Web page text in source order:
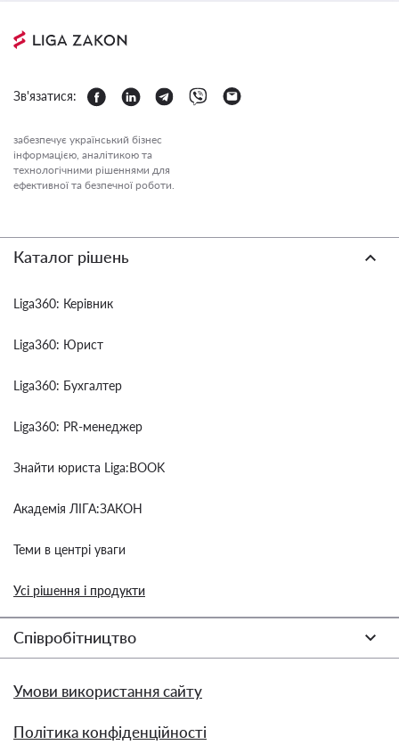
Зв'язатися:
забезпечує український бізнес
інформацією, аналітикою та
технологічними рішеннями для
ефективної та безпечної роботи.
Каталог рішень
Liga360: Керівник
Liga360: Юрист
Liga360: Бухгалтер
Liga360: PR-менеджер
Знайти юриста Liga:BOOK
Академія ЛІГА:ЗАКОН
Теми в центрі уваги
Усі рішення і продукти
Співробітництво
Умови використання сайту
Політика конфіденційності